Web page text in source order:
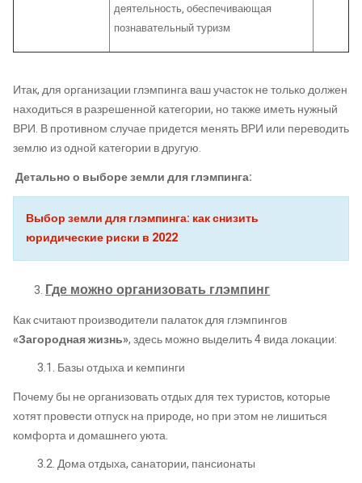
деятельность, обеспечивающая
познавательный туризм
Итак, для организации глэмпинга ваш участок не только должен
находиться в разрешенной категории, но также иметь нужный
ВРИ. В противном случае придется менять ВРИ или переводить
землю из одной категории в другую.
Детально о выборе земли для глэмпинга:
Выбор земли для глэмпинга: как снизить
юридические риски в 2022
Где можно организовать глэмпинг
Как считают производители палаток для глэмпингов
«Загородная жизнь», здесь можно выделить 4 вида локации:
3.1. Базы отдыха и кемпинги
Почему бы не организовать отдых для тех туристов, которые
хотят провести отпуск на природе, но при этом не лишиться
комфорта и домашнего уюта.
3.2. Дома отдыха, санатории, пансионаты